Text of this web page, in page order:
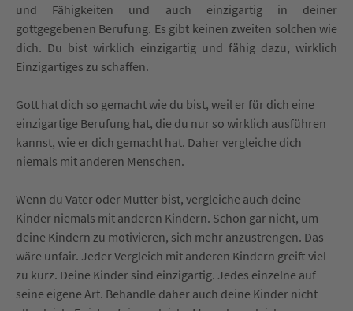
und Fähigkeiten und auch einzigartig in deiner
gottgegebenen Berufung. Es gibt keinen zweiten solchen wie
dich. Du bist wirklich einzigartig und fähig dazu, wirklich
Einzigartiges zu schaffen.
Gott hat dich so gemacht wie du bist, weil er für dich eine
einzigartige Berufung hat, die du nur so wirklich ausführen
kannst, wie er dich gemacht hat. Daher vergleiche dich
niemals mit anderen Menschen.
Wenn du Vater oder Mutter bist, vergleiche auch deine
Kinder niemals mit anderen Kindern. Schon gar nicht, um
deine Kindern zu motivieren, sich mehr anzustrengen. Das
wäre unfair. Jeder Vergleich mit anderen Kindern greift viel
zu kurz. Deine Kinder sind einzigartig. Jedes einzelne auf
seine eigene Art. Behandle daher auch deine Kinder nicht